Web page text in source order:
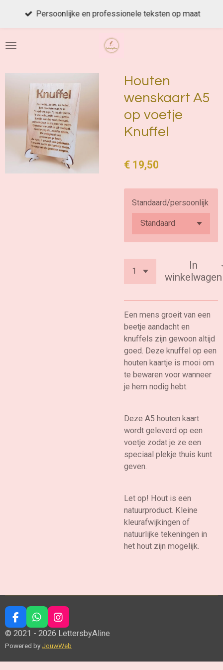
de
Persoonlijke en professionele teksten op maat
Houten
wenskaart A5
op voetje
Knuffel
€ 19,50
Standaard/persoonlijk
In
winkelwagen
Een mens groeit van een
beetje aandacht en
knuffels zijn gewoon altijd
goed. Deze knuffel op een
houten kaartje is mooi om
te bewaren voor wanneer
je hem nodig hebt.
Deze A5 houten kaart
wordt geleverd op een
voetje zodat je ze een
speciaal plekje thuis kunt
geven.
Let op! Hout is een
natuurproduct. Kleine
kleurafwijkingen of
natuurlijke tekeningen in
het hout zijn mogelijk.
F
a
e
W
h
t
I
n
t
© 2021 - 2026 LettersbyAline
Powered by JouwWeb